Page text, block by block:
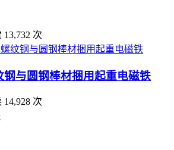
13,732 次
钢与圆钢棒材捆用起重电磁铁
14,928 次